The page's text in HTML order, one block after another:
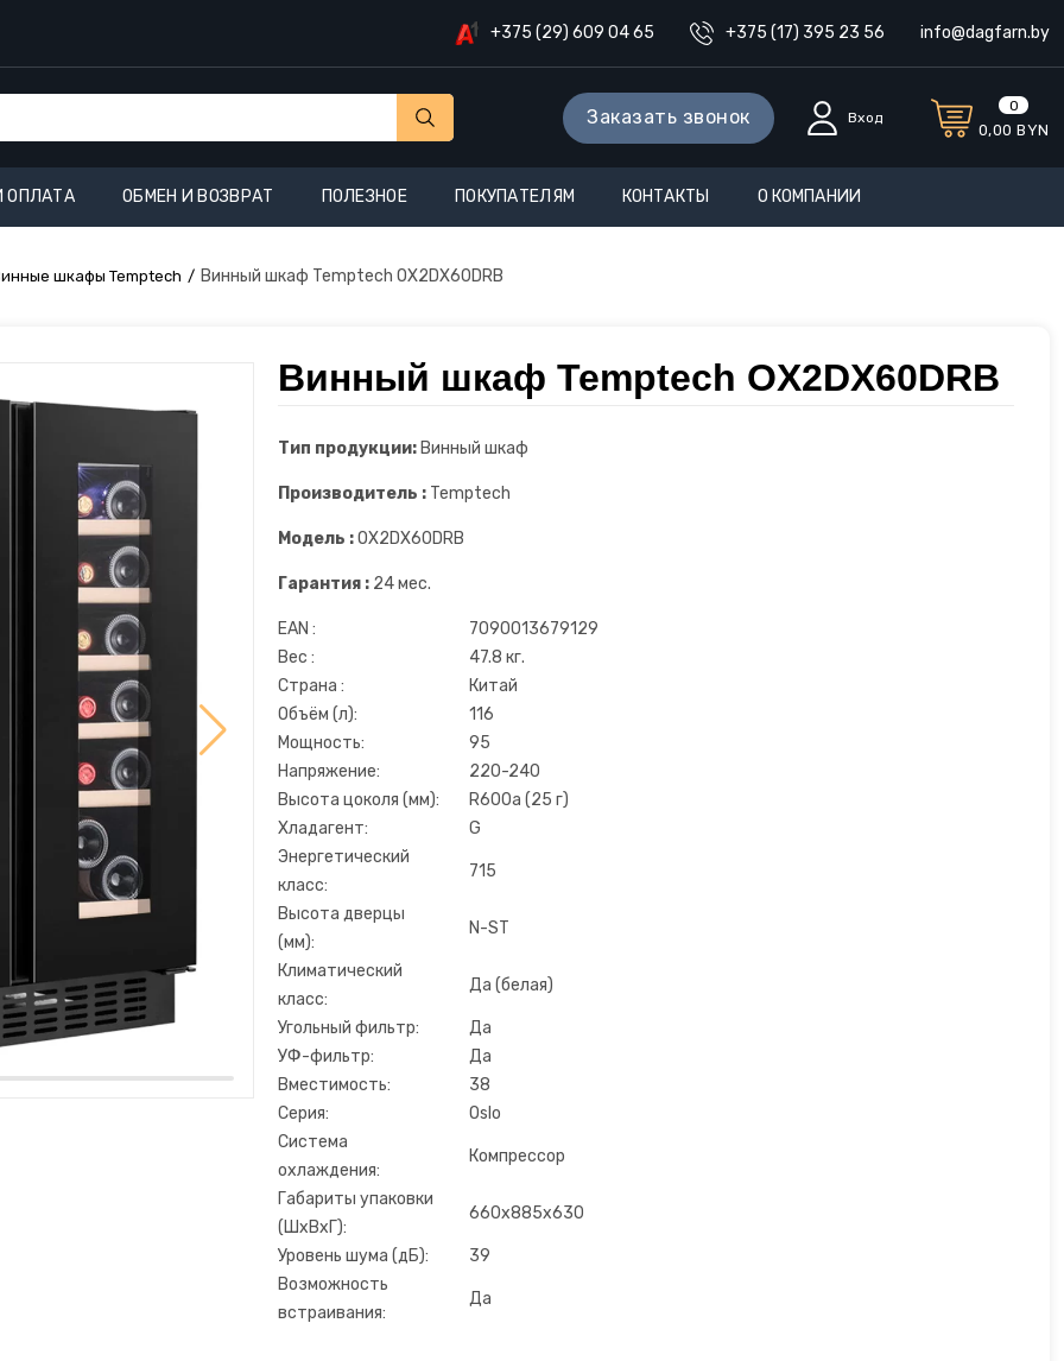
+375 (29) 609 04 65 +375 (17) 395 23 56 info@dagfarn.by
Заказать звонок Вход
0
0,00 BYN
ОПЛАТА ОБМЕН И ВОЗВРАТ ПОЛЕЗНОЕ ПОКУПАТЕЛЯМ КОНТАКТЫ О КОМПАНИИ
шкафы Temptech Винный шкаф Temptech OX2DX60DRB
Винный шкаф Temptech OX2DX60DRB
Тип продукции: Винный шкаф
Производитель : Temptech
Модель :OX2DX60DRB
Гарантия : 24 мес.
EAN :
7090013679129
Вес :
47.8 кг.
Страна :
Китай
Объём (л):
116
Мощность:
95
Напряжение:
220-240
Высота цоколя (мм):
R600a (25 г)
Хладагент:
G
Энергетический
класс:
715
Высота дверцы
(мм):
N-ST
Климатический
класс:
Да (белая)
Угольный фильтр:
Да
УФ-фильтр:
Да
Вместимость:
38
Серия:
Oslo
Система
охлаждения:
Компрессор
Габариты упаковки
(ШхВхГ):
660х885х630
Уровень шума (дБ):
39
Возможность
встраивания:
Да